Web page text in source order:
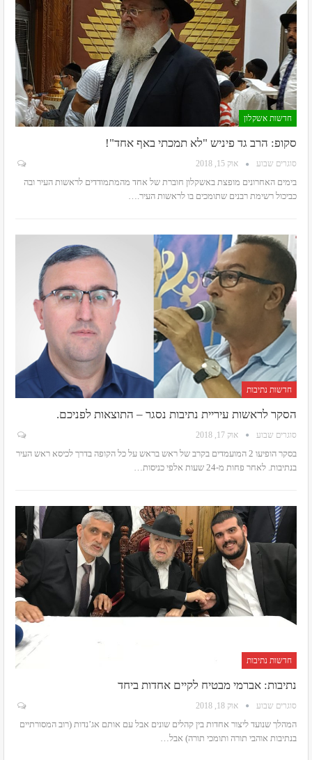
חדשות אשקלון
סקופ: הרב גד פיניש "לא תמכתי באף אחד"!
סוגרים שבוע אוק 15, 2018
בימים האחרונים מופצת באשקלון חוברת של אחד מהמתמודדים לראשות העיר ובה
כביכול רשימת רבנים שתומכים בו לראשות העיר.…
חדשות נתיבות
הסקר לראשות עיריית נתיבות נסגר – התוצאות לפניכם.
סוגרים שבוע אוק 17, 2018
בסקר הופיעו 2 המועמדים בקרב של ראש בראש על כל הקופה בדרך לכיסא ראש העיר
בנתיבות. לאחר פחות מ-24 שעות אלפי כניסות…
חדשות נתיבות
נתיבות: אברמי מבטיח לקיים אחדות ביחד
סוגרים שבוע אוק 18, 2018
המהלך שנועד ליצור אחדות בין קהלים שונים אבל עם אותם אג’נדות (רוב המסורתיים
בנתיבות אוהבי תורה ותומכי תורה) אבל…